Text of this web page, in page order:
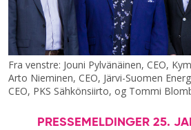
Fra venstre: Jouni Pylvänäinen, CEO,
Arto Nieminen, CEO, Järvi-Suomen
CEO, PKS Sähkönsiirto, og Tommi
PRESSEMELDINGER 25.